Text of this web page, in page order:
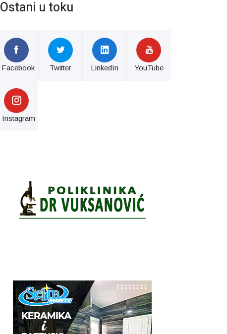
Ostani u toku
Facebook Twitter LinkedIn YouTube
Instagram